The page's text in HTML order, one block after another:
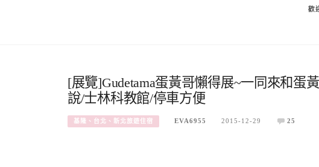
歡
[展覽]Gudetama蛋黃哥懶得展~一同來和蛋
說/士林科教館/停車方便
基隆、台北、新北旅遊住宿 EVA6955 2015-12-29 25